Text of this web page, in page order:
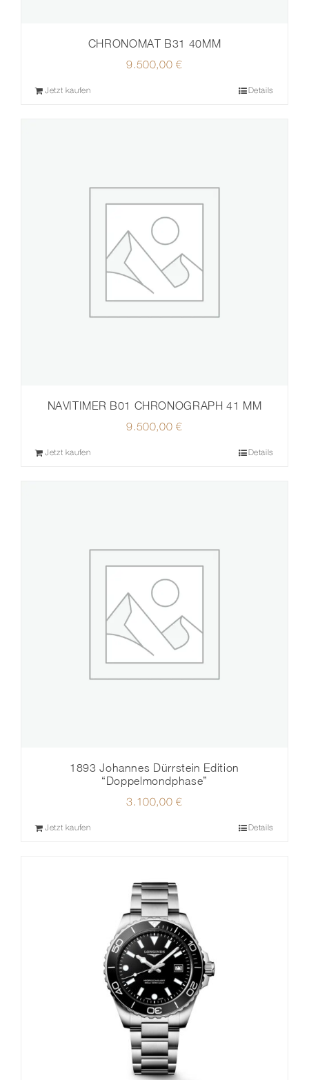
CHRONOMAT B31 40MM
9.500,00€
Jetzt kaufen Details
NAVITIMER B01 CHRONOGRAPH 41 MM
9.500,00€
Jetzt kaufen Details
1893 Johannes Dürrstein Edition
“Doppelmondphase”
3.100,00€
Jetzt kaufen Details